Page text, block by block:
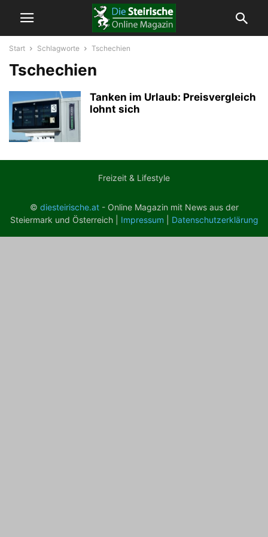
Start Schlagworte Tschechien
Tschechien
Tanken im Urlaub: Preisvergleich
lohnt sich
Freizeit & Lifestyle
© diesteirische.at- Online Magazin mit News aus der
Steiermark und Österreich | Impressum Datenschutzerklärung